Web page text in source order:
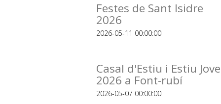
Festes de Sant Isidre
2026
2026-05-11 00:00:00
Casal d'Estiu i Estiu Jove
2026 a Font-rubí
2026-05-07 00:00:00